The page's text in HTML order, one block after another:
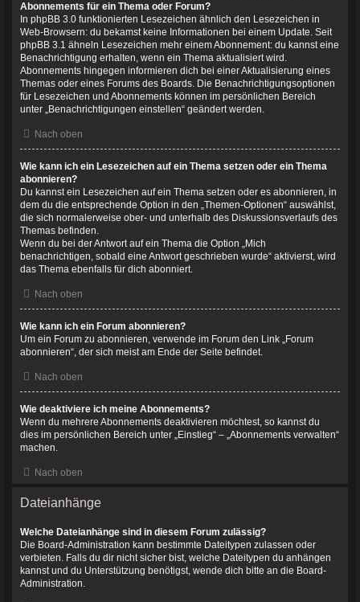
Abonnements für ein Thema oder Forum?
In phpBB 3.0 funktionierten Lesezeichen ähnlich den Lesezeichen in
Web-Browsern: du bekamst keine Informationen bei einem Update. Seit
phpBB 3.1 ähneln Lesezeichen mehr einem Abonnement: du kannst eine
Benachrichtigung erhalten, wenn ein Thema aktualisiert wird.
Abonnements hingegen informieren dich bei einer Aktualisierung eines
Themas oder eines Forums des Boards. Die Benachrichtigungsoptionen
für Lesezeichen und Abonnements können im persönlichen Bereich
unter „Benachrichtigungen einstellen“ geändert werden.
Nach oben
Wie kann ich ein Lesezeichen auf ein Thema setzen oder ein Thema
abonnieren?
Du kannst ein Lesezeichen auf ein Thema setzen oder es abonnieren, in
dem du die entsprechende Option in den „Themen-Optionen“ auswählst,
die sich normalerweise ober- und unterhalb des Diskussionsverlaufs des
Themas befinden.
Wenn du bei der Antwort auf ein Thema die Option „Mich
benachrichtigen, sobald eine Antwort geschrieben wurde“ aktivierst, wird
das Thema ebenfalls für dich abonniert.
Nach oben
Wie kann ich ein Forum abonnieren?
Um ein Forum zu abonnieren, verwende im Forum den Link „Forum
abonnieren“, der sich meist am Ende der Seite befindet.
Nach oben
Wie deaktiviere ich meine Abonnements?
Wenn du mehrere Abonnements deaktivieren möchtest, so kannst du
dies im persönlichen Bereich unter „Einstieg“ – „Abonnements verwalten“
machen.
Nach oben
Dateianhänge
Welche Dateianhänge sind in diesem Forum zulässig?
Die Board-Administration kann bestimmte Dateitypen zulassen oder
verbieten. Falls du dir nicht sicher bist, welche Dateitypen du anhängen
kannst und du Unterstützung benötigst, wende dich bitte an die Board-
Administration.